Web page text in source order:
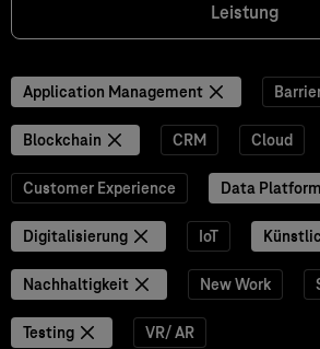
Leistung
Application Management
Blockchain CRM Cloud
Customer Experience Data
Digitalisierung IoT
Nachhaltigkeit New Work
Testing VR/ AR